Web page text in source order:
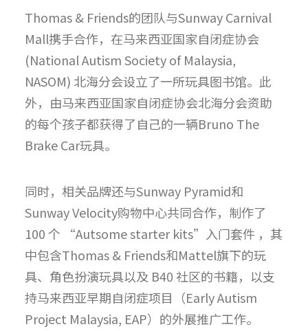
Thomas & Friends的团队与Sunway Carnival
Mall携手合作，在马来西亚国家自闭症协会
(National Autism Society of Malaysia,
NASOM) 北海分会设立了一所玩具图书馆。此
外，由马来西亚国家自闭症协会北海分会资助
的每个孩子都获得了自己的一辆Bruno The
Brake Car玩具。
同时，相关品牌还与Sunway Pyramid和
Sunway Velocity购物中心共同合作，制作了
100 个 “Autsome starter kits”入门套件 ，其
中包含Thomas & Friends和Mattel旗下的玩
具、角色扮演玩具以及 B40 社区的书籍，以支
持马来西亚早期自闭症项目（Early Autism
Project Malaysia, EAP）的外展推广工作。